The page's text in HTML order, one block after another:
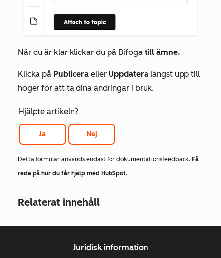
När du är klar klickar du på Bifoga till ämne.
Klicka på Publicera eller Uppdatera längst upp till
höger för att ta dina ändringar i bruk.
Hjälpte artikeln?
Ja Nej
Detta formulär används endast för dokumentationsfeedback. Få
reda på hur du får hjälp med HubSpot.
Relaterat innehåll
Juridisk information